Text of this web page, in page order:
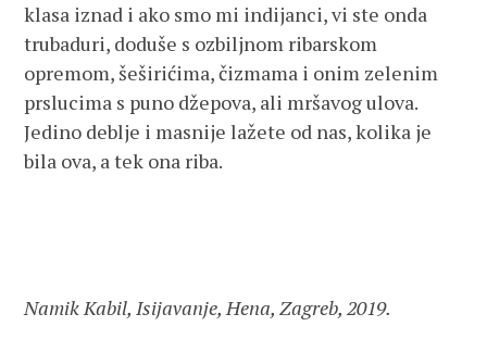
klasa iznad i ako smo mi indijanci, vi ste onda
trubaduri, doduše s ozbiljnom ribarskom
opremom, šeširićima, čizmama i onim zelenim
prslucima s puno džepova, ali mršavog ulova.
Jedino deblje i masnije lažete od nas, kolika je
bila ova, a tek ona riba.
Namik Kabil, Isijavanje, Hena, Zagreb, 2019.